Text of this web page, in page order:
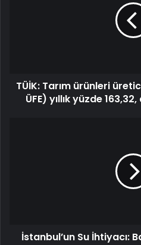
TÜİK: Tarım ürünleri
ÜFE) yıllık yüzde
İstanbul’un Su İhtiyacı: